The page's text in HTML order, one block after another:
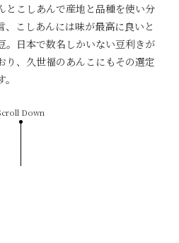
とこしあんで産地と品種を使い分
、こしあんには味が最高に良いと
。日本で数名しかいない豆利きが
り、久世福のあんこにもその選定
Down